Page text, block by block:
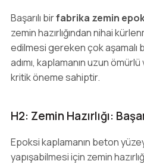
Başarılı birfabrika zemin
zemin hazırlığından nihai
edilmesi gereken çok aşamalı
adımı, kaplamanın uzun
kritik öneme sahiptir.
H2: Zemin Hazırlığı:
Epoksi kaplamanın beton
yapışabilmesi için zemin